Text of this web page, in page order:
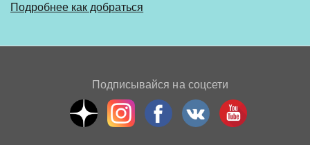
Подробнее как добраться
Подписывайся на соцсети